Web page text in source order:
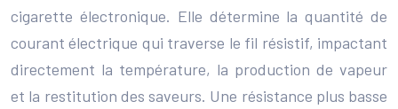
cigarette électronique. Elle détermine la quantité de
courant électrique qui traverse le fil résistif, impactant
directement la température, la production de vapeur
et la restitution des saveurs. Une résistance plus basse